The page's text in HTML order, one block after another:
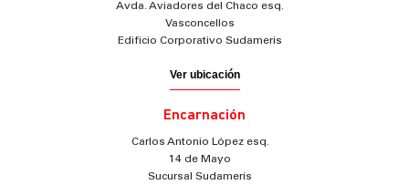
Avda. Aviadores del Chaco esq.
Vasconcellos
Edificio Corporativo Sudameris
Ver ubicación
Encarnación
Carlos Antonio López esq.
14 de Mayo
Sucursal Sudameris